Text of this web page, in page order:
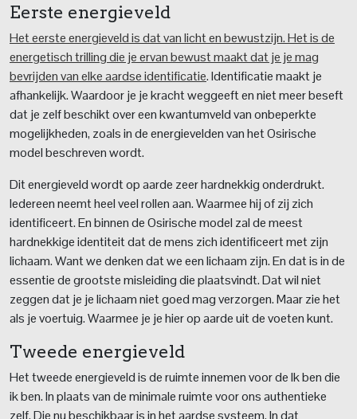
Eerste energieveld
Het eerste energieveld is dat van licht en bewustzijn. Het is de
energetisch trilling die je ervan bewust maakt dat je je mag
bevrijden van elke aardse identificatie. Identificatie maakt je
afhankelijk. Waardoor je je kracht weggeeft en niet meer beseft
dat je zelf beschikt over een kwantumveld van onbeperkte
mogelijkheden, zoals in de energievelden van het Osirische
model beschreven wordt.
Dit energieveld wordt op aarde zeer hardnekkig onderdrukt.
Iedereen neemt heel veel rollen aan. Waarmee hij of zij zich
identificeert. En binnen de Osirische model zal de meest
hardnekkige identiteit dat de mens zich identificeert met zijn
lichaam. Want we denken dat we een lichaam zijn. En dat is in de
essentie de grootste misleiding die plaatsvindt. Dat wil niet
zeggen dat je je lichaam niet goed mag verzorgen. Maar zie het
als je voertuig. Waarmee je je hier op aarde uit de voeten kunt.
Tweede energieveld
Het tweede energieveld is de ruimte innemen voor de Ik ben die
ik ben. In plaats van de minimale ruimte voor ons authentieke
zelf. Die nu beschikbaar is in het aardse systeem. In dat